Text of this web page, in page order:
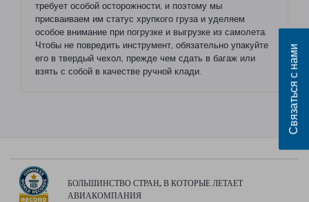
требует особой осторожности, и поэтому мы
присваиваем им статус хрупкого груза и уделяем
особое внимание при погрузке и выгрузке из самолета.
Чтобы не повредить инструмент, обязательно упакуйте
его в твердый чехол, прежде чем сдать в багаж или
взять с собой в качестве ручной клади.
БОЛЬШИНСТВО СТРАН, В КОТОРЫЕ ЛЕТАЕТ
АВИАКОМПАНИЯ
Связаться с нами